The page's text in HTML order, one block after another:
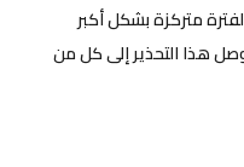
متركزة بشكل أكبر
هذا التحذير إلى كل من